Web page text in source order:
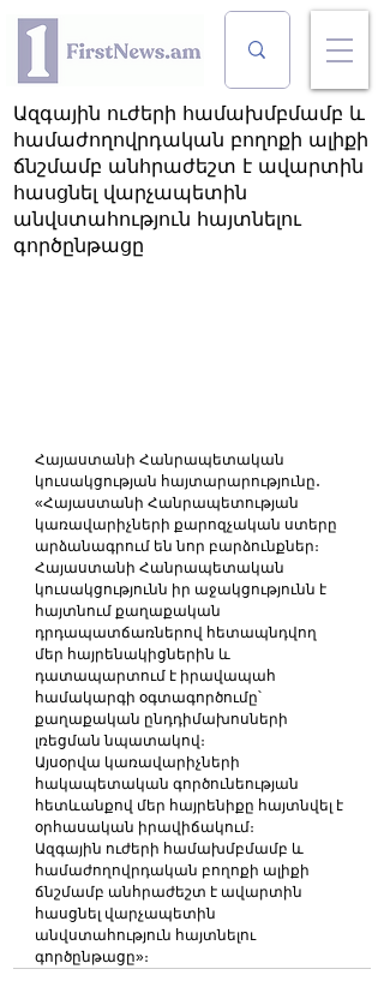
Ազգային ուժերի համախմբմամբ և
համաժողովրդական բողոքի ալիքի
ճնշմամբ անհրաժեշտ է ավարտին
հասցնել վարչապետին
անվստահություն հայտնելու
գործընթացը
Հայաստանի Հանրապետական
կուսակցության հայտարարությունը․
«Հայաստանի Հանրապետության
կառավարիչների քարոզչական ստերը
արձանագրում են նոր բարձունքներ։
Հայաստանի Հանրապետական
կուսակցությունն իր աջակցությունն է
հայտնում քաղաքական
դրդապատճառներով հետապնդվող
մեր հայրենակիցներին և
դատապարտում է իրավապահ
համակարգի օգտագործումը՝
քաղաքական ընդդիմախոսների
լռեցման նպատակով։
Այսօրվա կառավարիչների
հակապետական գործունեության
հետևանքով մեր հայրենիքը հայտնվել է
օրհասական իրավիճակում։
Ազգային ուժերի համախմբմամբ և
համաժողովրդական բողոքի ալիքի
ճնշմամբ անհրաժեշտ է ավարտին
հասցնել վարչապետին
անվստահություն հայտնելու
գործընթացը»։